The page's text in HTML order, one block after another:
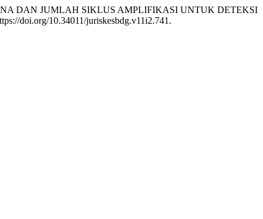
DNA DAN JUMLAH SIKLUS AMPLIFIKASI UNTUK DETEKSI
doi.org/10.34011/juriskesbdg.v11i2.741.